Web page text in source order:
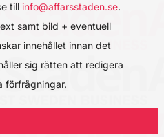
till info@affarsstaden.se.
samt bild + eventuell
innehållet innan det
sig rätten att redigera
förfrågningar.